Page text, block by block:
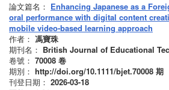
論文篇名： Enhancing Japanese as a
oral performance with digital content
mobile video-based learning approach
作者： 馮寶珠
期刊名： British Journal of Educational
卷號： 70008 卷
期別： http://doi.org/10.1111/bjet.70008 期
刊登日期： 2026-03-18